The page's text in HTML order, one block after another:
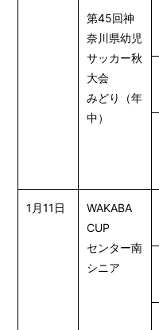
第45回神
奈川県幼児
サッカー秋
大会
みどり（年
中）
1月11日
WAKABA
CUP
センター南
シニア